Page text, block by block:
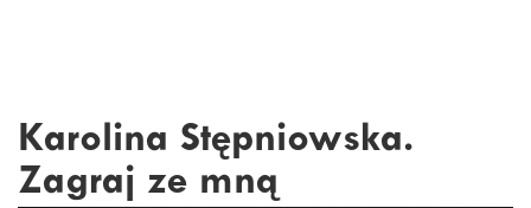
Karolina Stępniowska.
Zagraj ze mną